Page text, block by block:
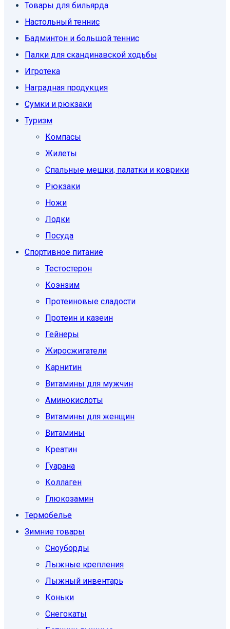
Товары для бильярда
Настольный теннис
Бадминтон и большой теннис
Палки для скандинавской ходьбы
Игротека
Наградная продукция
Сумки и рюкзаки
Туризм
Компасы
Жилеты
Спальные мешки, палатки и коврики
Рюкзаки
Ножи
Лодки
Посуда
Спортивное питание
Тестостерон
Коэнзим
Протеиновые сладости
Протеин и казеин
Гейнеры
Жиросжигатели
Карнитин
Витамины для мужчин
Аминокислоты
Витамины для женщин
Витамины
Креатин
Гуарана
Коллаген
Глюкозамин
Термобелье
Зимние товары
Сноуборды
Лыжные крепления
Лыжный инвентарь
Коньки
Снегокаты